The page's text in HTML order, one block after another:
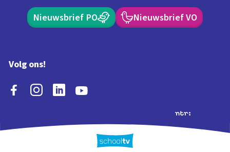
Nieuwsbrief PO Nieuwsbrief VO
Volg ons!